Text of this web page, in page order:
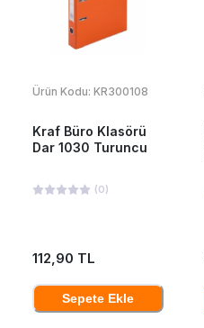
Ürün Kodu: KR300108
Kraf Büro Klasörü
Dar 1030 Turuncu
(0)
112,90 TL
Sepete Ekle